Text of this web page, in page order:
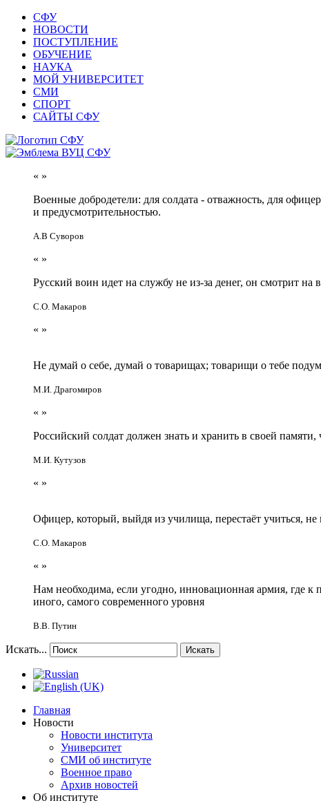
СФУ
НОВОСТИ
ПОСТУПЛЕНИЕ
ОБУЧЕНИЕ
НАУКА
МОЙ УНИВЕРСИТЕТ
СМИ
СПОРТ
САЙТЫ СФУ
« »
Военные добродетели: для солдата - отважность, для
и предусмотрительностью.
А.В Суворов
« »
Русский воин идет на службу не из-за денег, он смотрит
С.О. Макаров
« »
Не думай о себе, думай о товарищах; товарищи о тебе
М.И. Драгомиров
« »
Российский солдат должен знать и хранить в своей
М.И. Кутузов
« »
Офицер, который, выйдя из училища, перестаёт учиться,
С.О. Макаров
« »
Нам необходима, если угодно, инновационная армия, где к
иного, самого современного уровня
В.В. Путин
Искать... Искать
Главная
Новости
Новости института
Университет
СМИ об институте
Военное право
Архив новостей
Об институте